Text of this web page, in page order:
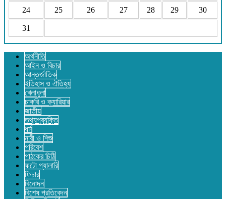
24 25 26 27 28 29 30
31
অর্থনীতি
আইন ও বিচার
আন্তর্জাতিক
ইতিহাস ও ঐতিহ্য
খেলাধুলা
চাকরি ও ক্যারিয়ার
জাতীয়
তথ্যপ্রযুক্তি
ধর্ম
নারী ও শিশু
পরিবেশ
পাঠকের চিঠি
ফটো গ্যালারি
ফিচার
বিনোদন
বিশেষ প্রতিবেদন